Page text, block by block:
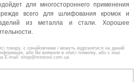
для многостороннего применения
всего для шлифования кромок и
из металла и стали. Хорошее
товару, є ознайомчими і можуть відрізнятися на даний
або Ви виявили в описі помилку, або є інші
E-mail: shop@minitool.com.ua